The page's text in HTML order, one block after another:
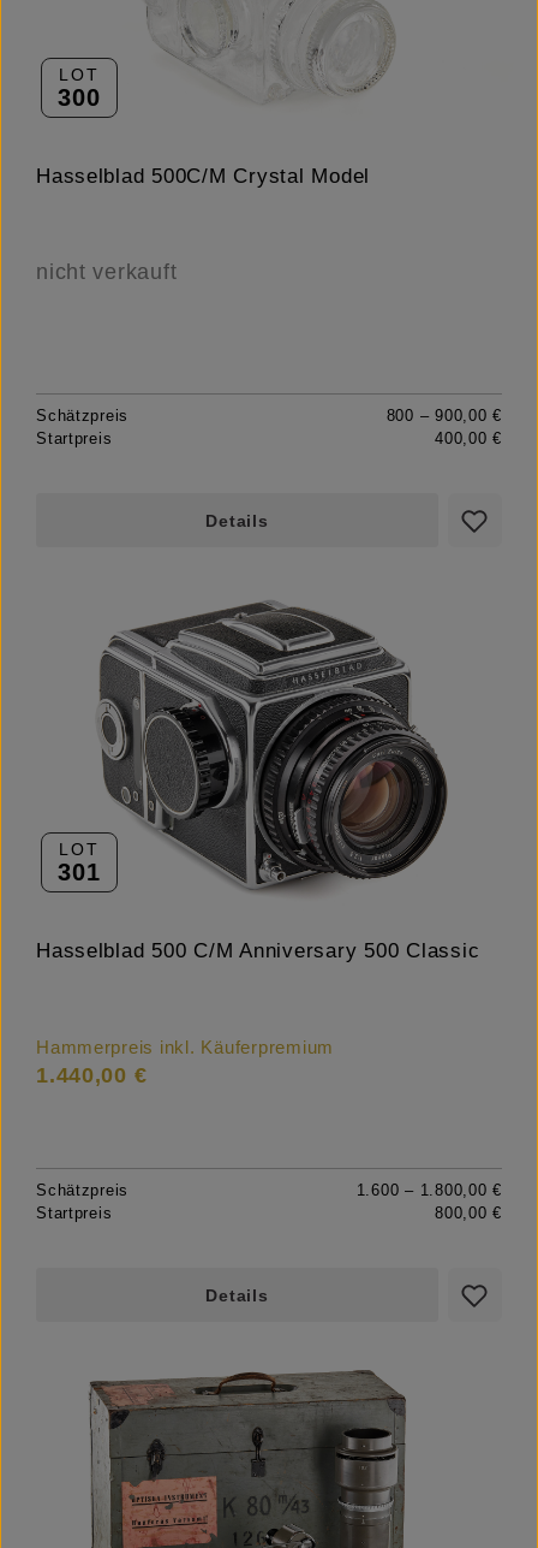
LOT
300
Hasselblad 500C/M Crystal Model
nicht verkauft
Schätzpreis
800 – 900,00 €
Startpreis
400,00 €
Details
LOT
301
Hasselblad 500 C/M Anniversary 500 Classic
Hammerpreis inkl. Käuferpremium
1.440,00 €
Schätzpreis
1.600 – 1.800,00 €
Startpreis
800,00 €
Details